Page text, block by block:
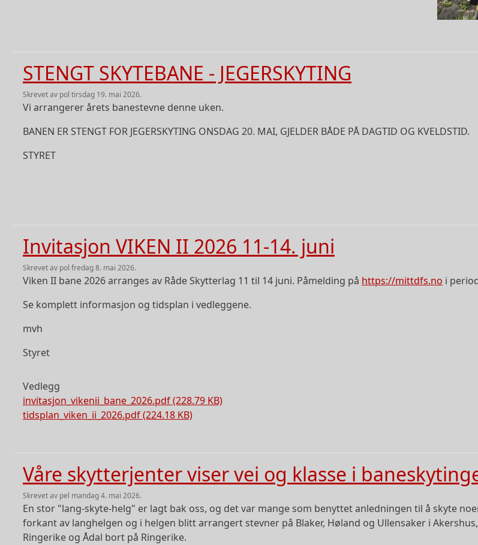
STENGT SKYTEBANE - JEGERSKYTING
skrevet av pol tirsdag 19. mai 2026.
Vi arrangerer årets banestevne denne uken.
BANEN ER STENGT FOR JEGERSKYTING ONSDAG 20. MAI, GJELDER BÅDE PÅ DAGTID OG KVELDSTID.
STYRET
Invitasjon VIKEN II 2026 11-14. juni
skrevet av pol fredag 8. mai 2026.
Viken II bane 2026 arranges av Råde Skytterlag 11 til 14 juni. Påmelding på https://mittdfs.no i
Se komplett informasjon og tidsplan i vedleggene.
mvh
Styret
Vedlegg
invitasjon_vikenii_bane_2026.pdf (228.79 KB)
tidsplan_viken_ii_2026.pdf (224.18 KB)
Våre skytterjenter viser vei og klasse i
skrevet av pel mandag 4. mai 2026.
En stor "lang-skyte-helg" er lagt bak oss, og det var mange som benyttet anledningen til å skyte
forkant av langhelgen og i helgen blitt arrangert stevner på Blaker, Høland og Ullensaker i
Ringerike og Ådal bort på Ringerike.